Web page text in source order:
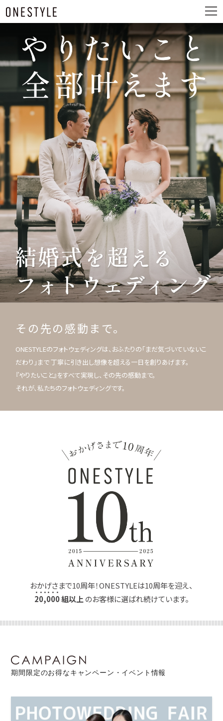
メ
ニ
ー
ー
その先の感動まで。
ONESTYLEのフォトウェディングは、おふたりの「まだ気づいていないこ
だわり」まで 丁寧に引き出し想像を超える一日を創りあげます。
『やりたいこと』をすべて実現し、その先の感動まで。
それが、私たちのフォトウェディングです。
おかげさまで10周年！ONESTYLEは10周年を迎え、
20,000組以上 のお客様に選ばれ続けています。
期間限定のお得なキャンペーン・イベント情報